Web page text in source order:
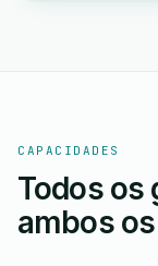
CAPACIDADES
Todos os
ambos